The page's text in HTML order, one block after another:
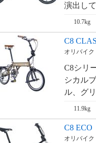
演出し
10.7kg
C8
オリバイク
C8シリ
シカル
ル、グ
11.9kg
C8 ECO
オリバイク